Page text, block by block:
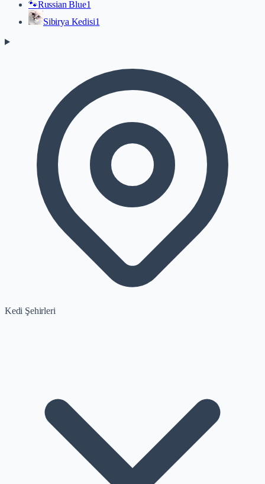
🐾Russian Blue1
Sibirya Kedisi1
Kedi Şehirleri